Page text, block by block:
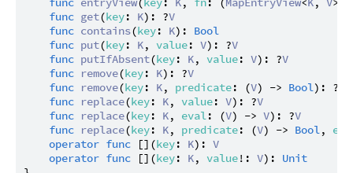
func get(key: K): ?V
func contains(key: K): Bool
func put(key: K, value: V): ?V
func putIfAbsent(key: K, value: V): ?V
func remove(key: K): ?V
func remove(key: K, predicate: (V) -> Bool): ?
func replace(key: K, value: V): ?V
func replace(key: K, eval: (V) -> V): ?V
func replace(key: K, predicate: (V) -> Bool,
operator func [](key: K): V
operator func [](key: K, value!: V): Unit